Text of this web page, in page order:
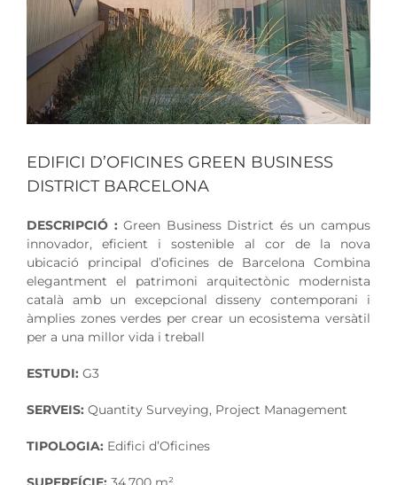
EDIFICI D’OFICINES GREEN BUSINESS
DISTRICT BARCELONA
DESCRIPCIÓ :Green Business District és un campus
innovador, eficient i sostenible al cor de la nova
ubicació principal d’oficines de Barcelona Combina
elegantment el patrimoni arquitectònic modernista
català amb un excepcional disseny contemporani i
àmplies zones verdes per crear un ecosistema versàtil
per a una millor vida i treball
ESTUDI: G3
SERVEIS: Quantity Surveying, Project Management
TIPOLOGIA: Edifici d’Oficines